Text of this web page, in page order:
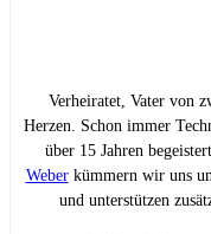
Verheiratet, Vater von
Herzen. Schon immer
über 15 Jahren
Weberkümmern wir uns
und unterstützen